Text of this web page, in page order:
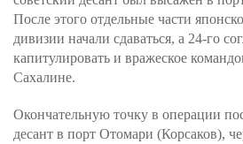
После этого отдельные части
дивизии начали сдаваться, а 24-го
капитулировать и вражеское
Сахалине.
Окончательную точку в операции
десант в порт Отомари (Корсаков),